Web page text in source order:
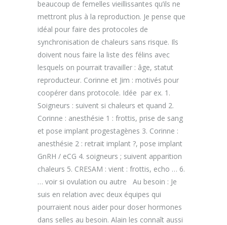
beaucoup de femelles vieillissantes qu’ils ne
mettront plus à la reproduction. Je pense que
idéal pour faire des protocoles de
synchronisation de chaleurs sans risque. Ils
doivent nous faire la liste des félins avec
lesquels on pourrait travailler : âge, statut
reproducteur. Corinne et Jim : motivés pour
coopérer dans protocole. Idée par ex. 1.
Soigneurs : suivent si chaleurs et quand 2.
Corinne : anesthésie 1 : frottis, prise de sang
et pose implant progestagènes 3. Corinne :
anesthésie 2 : retrait implant ?, pose implant
GnRH / eCG 4. soigneurs ; suivent apparition
chaleurs 5. CRESAM : vient : frottis, echo … 6.
… voir si ovulation ou autre Au besoin : Je
suis en relation avec deux équipes qui
pourraient nous aider pour doser hormones
dans selles au besoin. Alain les connaît aussi